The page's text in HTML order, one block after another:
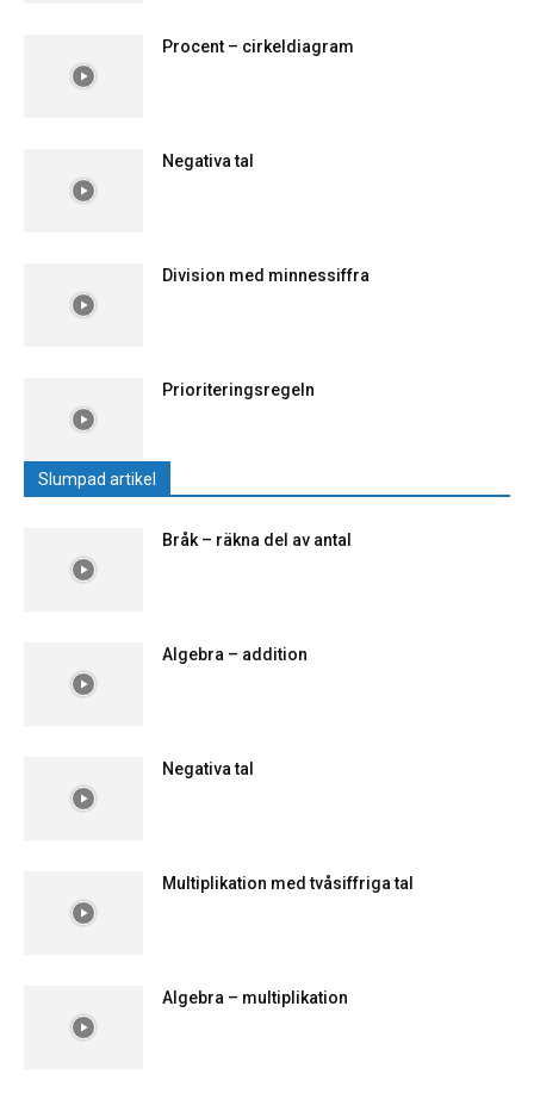
Procent – cirkeldiagram
Negativa tal
Division med minnessiffra
Prioriteringsregeln
Slumpad artikel
Bråk – räkna del av antal
Algebra – addition
Negativa tal
Multiplikation med tvåsiffriga tal
Algebra – multiplikation